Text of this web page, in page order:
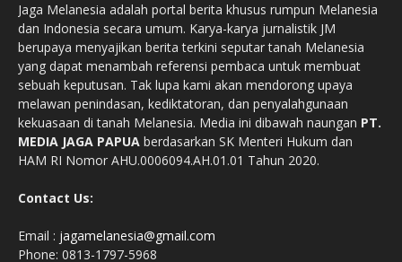
Jaga Melanesia adalah portal berita khusus rumpun Melanesia
dan Indonesia secara umum. Karya-karya jurnalistik JM
berupaya menyajikan berita terkini seputar tanah Melanesia
yang dapat menambah referensi pembaca untuk membuat
sebuah keputusan. Tak lupa kami akan mendorong upaya
melawan penindasan, kediktatoran, dan penyalahgunaan
kekuasaan di tanah Melanesia. Media ini dibawah naungan PT.
MEDIA JAGA PAPUA berdasarkan SK Menteri Hukum dan
HAM RI Nomor AHU.0006094.AH.01.01 Tahun 2020.
Contact Us:
Email : jagamelanesia@gmail.com
Phone: 0813-1797-5968